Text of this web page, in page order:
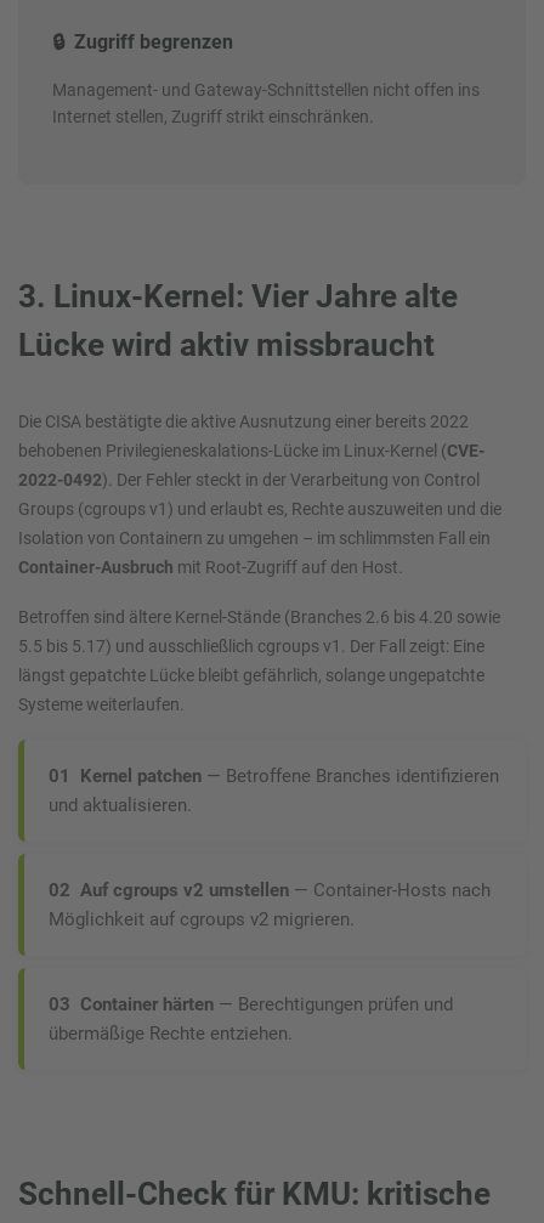
🔒 Zugriff begrenzen
Management- und Gateway-Schnittstellen nicht offen ins
Internet stellen, Zugriff strikt einschränken.
3. Linux-Kernel: Vier Jahre alte
Lücke wird aktiv missbraucht
Die CISA bestätigte die aktive Ausnutzung einer bereits 2022
behobenen Privilegieneskalations-Lücke im Linux-Kernel (CVE-
2022-0492). Der Fehler steckt in der Verarbeitung von Control
Groups (cgroups v1) und erlaubt es, Rechte auszuweiten und die
Isolation von Containern zu umgehen – im schlimmsten Fall ein
Container-Ausbruch mit Root-Zugriff auf den Host.
Betroffen sind ältere Kernel-Stände (Branches 2.6 bis 4.20 sowie
5.5 bis 5.17) und ausschließlich cgroups v1. Der Fall zeigt: Eine
längst gepatchte Lücke bleibt gefährlich, solange ungepatchte
Systeme weiterlaufen.
01 Kernel patchen — Betroffene Branches identifizieren
und aktualisieren.
02 Auf cgroups v2 umstellen — Container-Hosts nach
Möglichkeit auf cgroups v2 migrieren.
03 Container härten — Berechtigungen prüfen und
übermäßige Rechte entziehen.
Schnell-Check für KMU: kritische